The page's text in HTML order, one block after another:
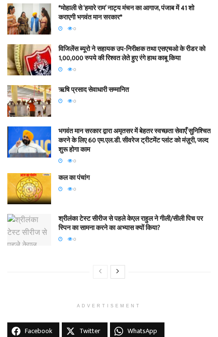
*मोहाली से ‘हमारे राम’ नाट्य मंचन का आगाज, पंजाब में 41 शो
कराएगी भगवंत मान सरकार*
0
विजिलेंस ब्यूरो ने सहायक उप-निरीक्षक तथा एसएचओ के रीडर को
1,00,000 रुपये की रिश्वत लेते हुए रंगे हाथ काबू किया
0
ऋषि प्रसाद सेवाधारी सम्मानित
0
भगवंत मान सरकार द्वारा अमृतसर में बेहतर स्वच्छता सेवाएँ सुनिश्चित
करने के लिए 60 एम.एल.डी. सीवरेज ट्रीटमेंट प्लांट को मंज़ूरी, जल्द
शुरू होगा काम
0
कल का पंचांग
0
श्रीलंका टेस्ट सीरीज से पहले केएल राहुल ने गीली/सीली पिच पर
स्पिन का सामना करने का अभ्यास क्यों किया?
0
ADVERTISEMENT
Facebook Twitter
WhatsApp